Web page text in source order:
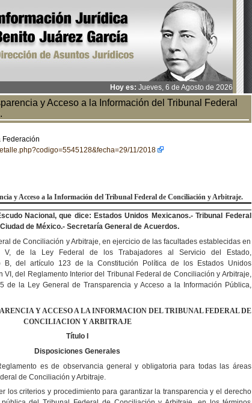
Hoy es: Jueves, 6 de Agosto de 2026
y Acceso a la Información del Tribunal Federal
Federación
11/2018
y Acceso a la Información del Tribunal Federal de Conciliación y Arbitraje.
Nacional, que dice: Estados Unidos Mexicanos.- Tribunal Federal
de México.- Secretaría General de Acuerdos.
de Conciliación y Arbitraje, en ejercicio de las facultades establecidas en
V, de la Ley Federal de los Trabajadores al Servicio del Estado,
B, del artículo 123 de la Constitución Política de los Estados Unidos
VI, del Reglamento Interior del Tribunal Federal de Conciliación y Arbitraje,
de la Ley General de Transparencia y Acceso a la Información Pública,
Y ACCESO A LA INFORMACION DEL TRIBUNAL FEDERAL DE
CONCILIACION Y ARBITRAJE
Título I
Disposiciones Generales
es de observancia general y obligatoria para todas las áreas
de Conciliación y Arbitraje.
los criterios y procedimiento para garantizar la transparencia y el derecho